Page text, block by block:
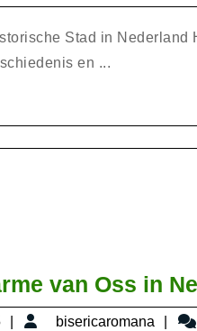
september
2025
Stad in
en ...
van Oss in
10
bisericaromana